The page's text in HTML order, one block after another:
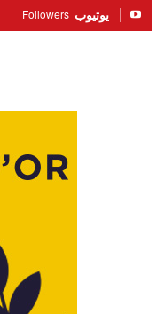
يوتيوب Followers